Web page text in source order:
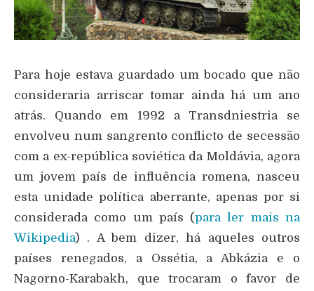
Para hoje estava guardado um bocado que não
consideraria arriscar tomar ainda há um ano
atrás. Quando em 1992 a Transdniestria se
envolveu num sangrento conflicto de secessão
com a ex-república soviética da Moldávia, agora
um jovem país de influência romena, nasceu
esta unidade política aberrante, apenas por si
considerada como um país (para ler mais na
Wikipedia) . A bem dizer, há aqueles outros
países renegados, a Ossétia, a Abkázia e o
Nagorno-Karabakh, que trocaram o favor de